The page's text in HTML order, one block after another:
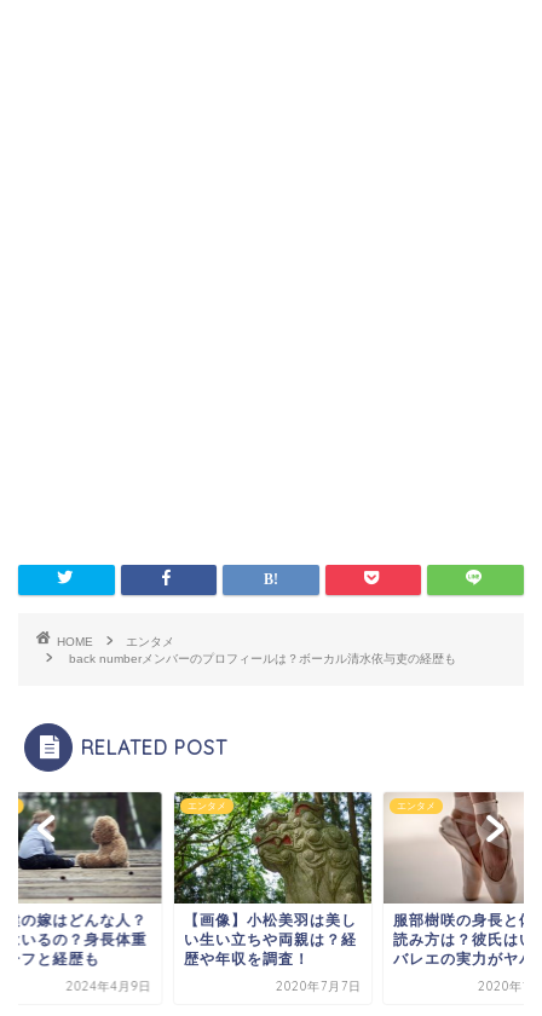
HOME
エンタメ
back numberメンバーのプロフィールは？ボーカル清水依与吏の経歴も
RELATED POST
健の嫁はどんな人？
はいるの？身長体重
ーフと経歴も
2024年4月9日
エンタメ
【画像】小松美羽は美し
い生い立ちや両親は？経
歴や年収を調査！
2020年7月7日
エンタメ
服部樹咲の身長と体
読み方は？彼氏はい
バレエの実力がヤバ
2020年10